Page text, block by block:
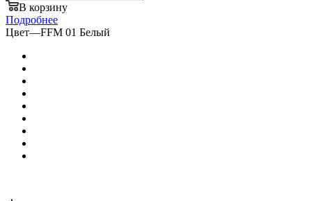
В корзину
Подробнее
Цвет—FFM 01 Белый